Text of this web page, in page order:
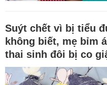
Suýt chết vì bị tiểu
không biết, mẹ bỉm
thai sinh đôi bị co